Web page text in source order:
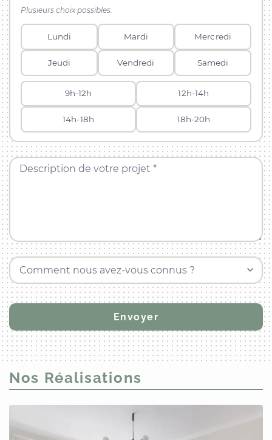
Plusieurs choix possibles.
Lundi Mardi Mercredi
Jeudi Vendredi Samedi
9h-12h 12h-14h
14h-18h 18h-20h
Description de votre projet *
Comment nous avez-vous connus ?
Nos Réalisations